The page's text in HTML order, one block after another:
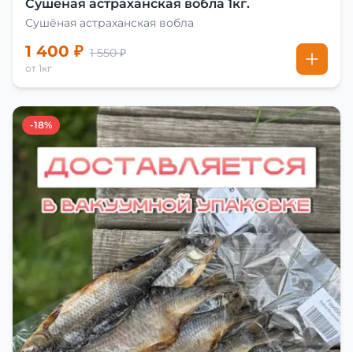
Сушёная астраханская вобла 1кг.
Сушёная астраханская вобла
1 400 ₽ 1 550 ₽
от 1кг
-18%